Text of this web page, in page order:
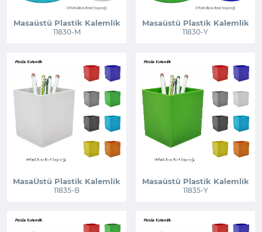
Masaüstü Plastik Kalemlik
11830-M
Masaüstü Plastik Kalemlik
11830-Y
MasaÜstü Plastik Kalemlik
11835-B
Masaüstü Plastik Kalemlik
11835-Y